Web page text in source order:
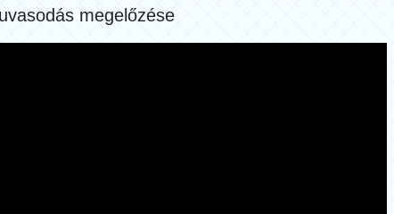
megelőzése